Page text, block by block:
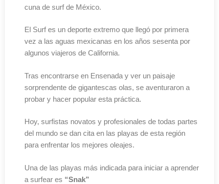
cuna de surf de México.
El Surf es un deporte extremo que llegó por primera
vez a las aguas mexicanas en los años sesenta por
algunos viajeros de California.
Tras encontrarse en Ensenada y ver un paisaje
sorprendente de gigantescas olas, se aventuraron a
probar y hacer popular esta práctica.
Hoy, surfistas novatos y profesionales de todas partes
del mundo se dan cita en las playas de esta región
para enfrentar los mejores oleajes.
Una de las playas más indicada para iniciar a aprender
a surfear es “Snak”